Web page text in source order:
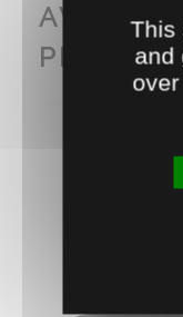
AVEC CE
PENSEZ
This
and